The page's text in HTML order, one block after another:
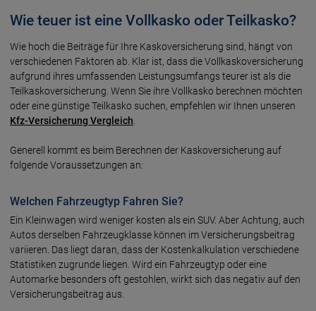
Wie teuer ist eine Vollkasko oder Teilkasko?
Wie hoch die Beiträge für Ihre Kaskoversicherung sind, hängt von
verschiedenen Faktoren ab. Klar ist, dass die Vollkaskoversicherung
aufgrund ihres umfassenden Leistungsumfangs teurer ist als die
Teilkaskoversicherung. Wenn Sie ihre Vollkasko berechnen möchten
oder eine günstige Teilkasko suchen, empfehlen wir Ihnen unseren
Kfz-Versicherung Vergleich.
Generell kommt es beim Berechnen der Kaskoversicherung auf
folgende Voraussetzungen an:
Welchen Fahrzeugtyp Fahren Sie?
Ein Kleinwagen wird weniger kosten als ein SUV. Aber Achtung, auch
Autos derselben Fahrzeugklasse können im Versicherungsbeitrag
variieren. Das liegt daran, dass der Kostenkalkulation verschiedene
Statistiken zugrunde liegen. Wird ein Fahrzeugtyp oder eine
Automarke besonders oft gestohlen, wirkt sich das negativ auf den
Versicherungsbeitrag aus.